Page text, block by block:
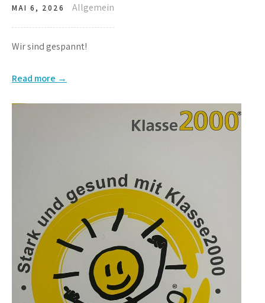
MAI 6, 2026 Allgemein
Wir sind gespannt!
Read more →